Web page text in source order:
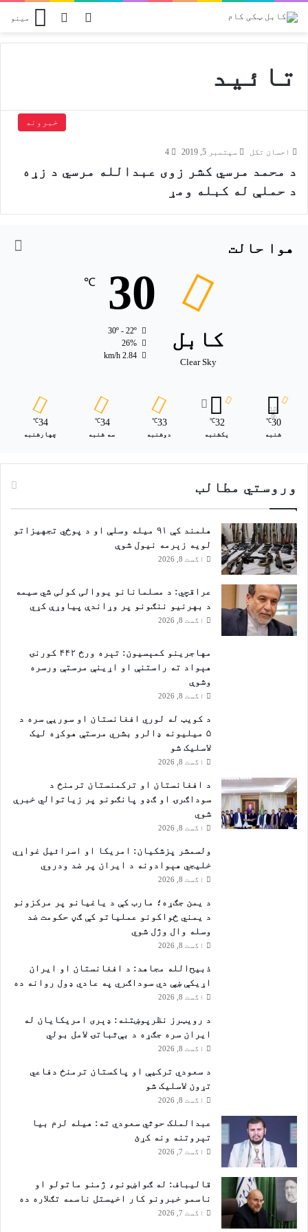
مینو Switch skin
تائید
خبرونه
احسان تکل سپتمبر 5, 2019 4
د محمد مرسي کشر زوی عبدالله مرسي د زړه
د حملې له کبله ومړ
هوا حالت
کابل
Clear Sky
30
℃
26%
2.84 km/h
30
℃
شنبه
32
℃
یکشنبه
33
℃
دوشنبه
34
℃
سه شنبه
34
℃
چهارشنبه
وروستي مطالب
هلمند کې ۹۱ میله وسلې او د پوځي تجهیزاتو
لویه زېرمه نیول شوې
اگست 8, 2026
عراقچي: د مسلمانانو یووالی کولی شي سیمه
د بهرنیو ننګونو پر وړاندې پیاوړې کړي
اگست 8, 2026
مهاجرينو کمېسیون: تېره ورځ ۴۴۲ کورنۍ
هېواد ته راستنې او اړينې مرستې ورسره
وشوې
اگست 8, 2026
د کویټ له لوري افغانستان او سوریې سره د
۵ میلیونه ډالرو بشري مرستې هوکړه ليک
لاسليک شو
اگست 8, 2026
د افغانستان او ترکمنستان ترمنځ د
سوداګرۍ او ګډو پانګونو پر زیاتوالي خبرې
شوي
اگست 8, 2026
ولسمشر پزشکیان: امریکا او اسرائیل غواړي
خلیجي هېوادونه د ایران پر ضد ودروي
اگست 8, 2026
د یمن جګړه؛ مارب کې د یاغیانو پر مرکزونو
د یمني ځواکونو عملیاتو کې ګڼ حکومت ضد
وسله وال وژل شوي
اگست 8, 2026
ذبیح‌الله مجاهد: د افغانستان او ایران
اړیکې ښې دي سوداګري په عادي ډول روانه ده
اگست 8, 2026
د رویټرز نظرپوښتنه: ډېری امریکایان له
ایران سره جګړه د بې‌ثباتۍ لامل بولي
اگست 8, 2026
د سعودي ترکیې او پاکستان ترمنځ دفاعي
تړون لاسلیک شو
اگست 8, 2026
عبدالملک حوثي سعودي ته: هیله لرم بیا
تېروتنه ونه کړئ
اگست 7, 2026
قالیباف: له ګواښونو، ژمنو ماتولو او
ناسمو خبرونو کار اخیستل ناسمه تګلاره ده
اگست 7, 2026